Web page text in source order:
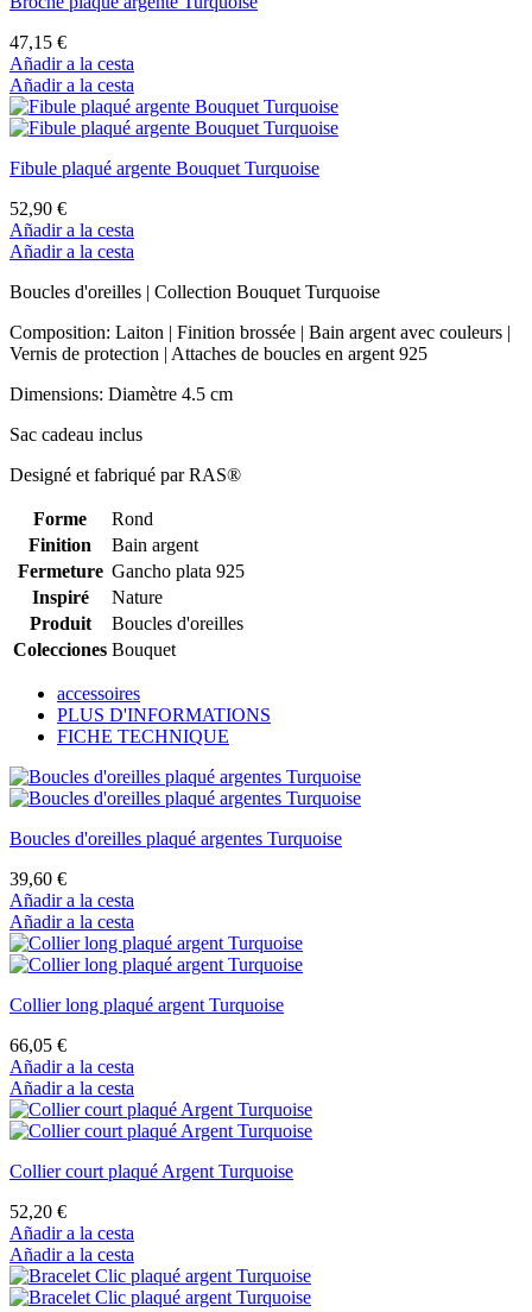
47,15 €
Añadir a la cesta
Añadir a la cesta
Fibule plaqué argente Bouquet Turquoise
52,90 €
Añadir a la cesta
Añadir a la cesta
Boucles d'oreilles | Collection Bouquet Turquoise
Composition: Laiton | Finition brossée | Bain argent avec couleurs |
Vernis de protection | Attaches de boucles en argent 925
Dimensions: Diamètre 4.5 cm
Sac cadeau inclus
Designé et fabriqué par RAS®
Forme
Rond
Finition
Bain argent
Fermeture Gancho plata 925
Inspiré
Nature
Produit
Boucles d'oreilles
Colecciones Bouquet
accessoires
PLUS D'INFORMATIONS
FICHE TECHNIQUE
Boucles d'oreilles plaqué argentes Turquoise
39,60 €
Añadir a la cesta
Añadir a la cesta
Collier long plaqué argent Turquoise
66,05 €
Añadir a la cesta
Añadir a la cesta
Collier court plaqué Argent Turquoise
52,20 €
Añadir a la cesta
Añadir a la cesta